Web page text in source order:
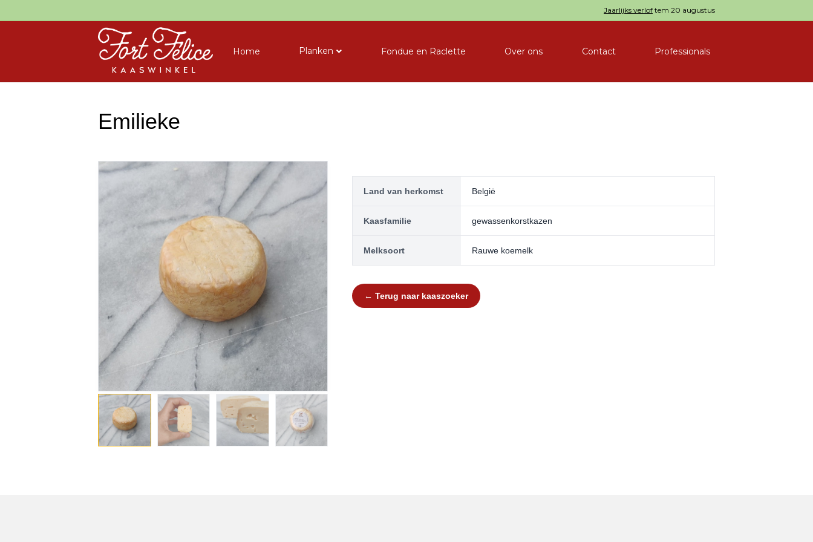
Jaarlijks verlof tem 20 augustus
Home Planken Fondue en Raclette Over ons Contact Professionals
Emilieke
Land van herkomst België
Kaasfamilie gewassenkorstkazen
Melksoort Rauwe koemelk
← Terug naar kaaszoeker